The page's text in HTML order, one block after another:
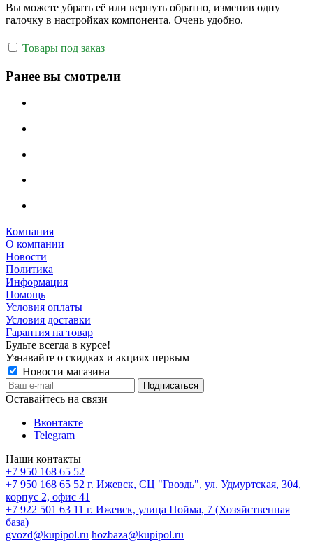
Вы можете убрать её или вернуть обратно, изменив одну
галочку в настройках компонента. Очень удобно.
Товары под заказ
Ранее вы смотрели
Компания
О компании
Новости
Политика
Информация
Помощь
Условия оплаты
Условия доставки
Гарантия на товар
Будьте всегда в курсе!
Узнавайте о скидках и акциях первым
Новости магазина
Оставайтесь на связи
Вконтакте
Telegram
Наши контакты
+7 950 168 65 52
+7 950 168 65 52 г. Ижевск, СЦ "Гвоздь", ул. Удмуртская, 304,
корпус 2, офис 41
+7 922 501 63 11 г. Ижевск, улица Пойма, 7 (Хозяйственная
база)
gvozd@kupipol.ru hozbaza@kupipol.ru